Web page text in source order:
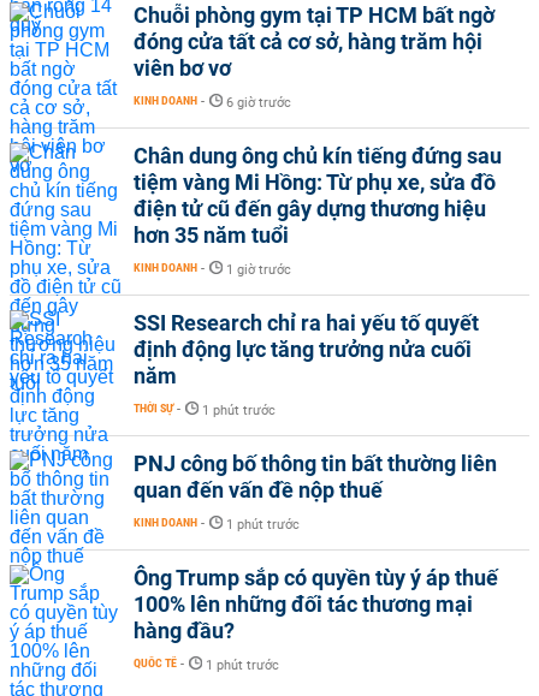
Chuỗi phòng gym tại TP HCM bất ngờ
đóng cửa tất cả cơ sở, hàng trăm hội
viên bơ vơ
KINH DOANH - 6 giờ trước
Chân dung ông chủ kín tiếng đứng sau
tiệm vàng Mi Hồng: Từ phụ xe, sửa đồ
điện tử cũ đến gây dựng thương hiệu
hơn 35 năm tuổi
KINH DOANH - 1 giờ trước
SSI Research chỉ ra hai yếu tố quyết
định động lực tăng trưởng nửa cuối
năm
THỜI SỰ - 1 phút trước
PNJ công bố thông tin bất thường liên
quan đến vấn đề nộp thuế
KINH DOANH - 1 phút trước
Ông Trump sắp có quyền tùy ý áp thuế
100% lên những đối tác thương mại
hàng đầu?
QUỐC TẾ - 1 phút trước